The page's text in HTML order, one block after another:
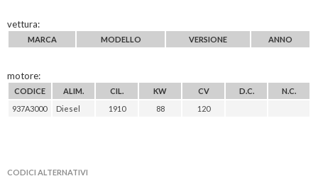
vettura:
MARCA MODELLO VERSIONE ANNO
motore:
CODICE ALIM. CIL. KW CV D.C.
N.C.
937A3000
Diesel 1910 88 120
CODICI ALTERNATIVI